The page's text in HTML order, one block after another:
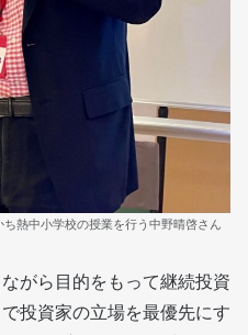
熱中小学校の授業を行う中野晴啓さん
がら目的をもって継続投資
投資家の立場を最優先にす